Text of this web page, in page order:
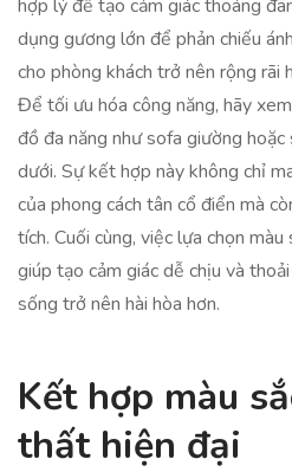
hợp lý để tạo cảm giác thoáng
dụng gương lớn để phản chiếu
cho phòng khách trở nên rộng rãi
Để tối ưu hóa công năng, hãy
đồ đa năng như sofa giường
dưới. Sự kết hợp này không chỉ
của phong cách tân cổ điển mà
tích. Cuối cùng, việc lựa chọn
giúp tạo cảm giác dễ chịu và
sống trở nên hài hòa hơn.
Kết hợp màu
thất hiện đại